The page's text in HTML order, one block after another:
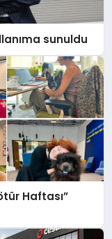
sunuldu
Haftası”